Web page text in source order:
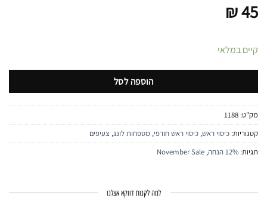
₪45
קיים במלאי
הוספה לסל
מק"ט: 1188
קטגוריות: כיסוי ראש, כיסוי ראש חורפי, מטפחות לונג, צעיפים
תגיות: 12% הנחה ,
November Sale
למה לקנות דווקא אצלנו